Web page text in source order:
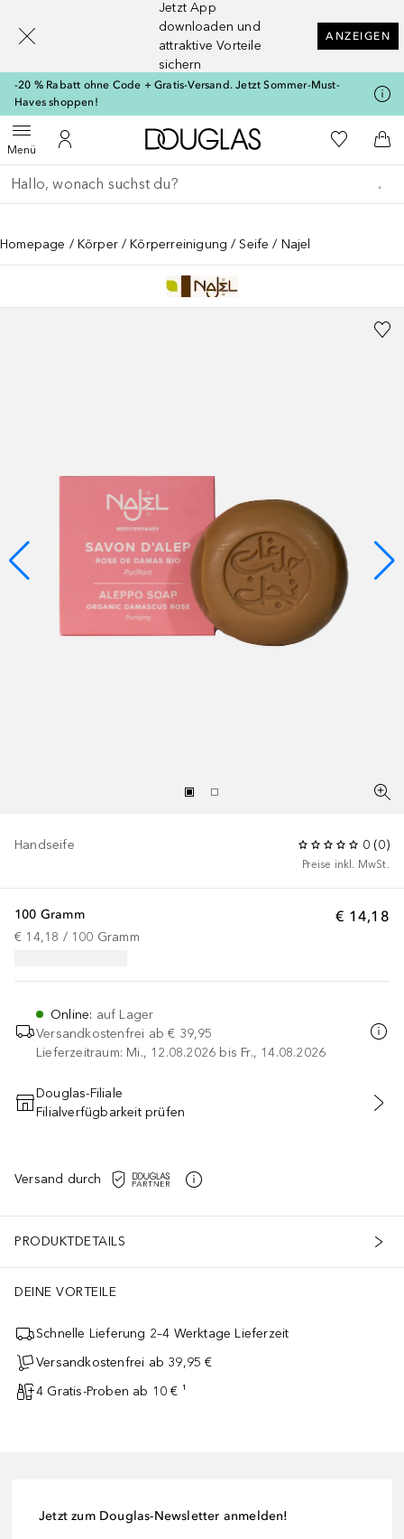
Jetzt App
downloaden und
attraktive Vorteile
sichern
ANZEIGEN
-20 % Rabatt ohne Code + Gratis-Versand. Jetzt Sommer-Must-
Haves shoppen!
MenüMenü öffnenZu Meinem Kundenkonto
Zur Douglas Startseite
Zu Meiner
Gehe zurück
Suche ausführen
Homepage Körper Körperreinigung Seife Najel
Handseife 0 (0)
Preise inkl. MwSt.
€ 14,18
100 Gramm
€ 14,18 / 100 Gramm
Online: auf Lager
Versandkostenfrei ab € 39,95
Lieferzeitraum: Mi., 12.08.2026 bis Fr., 14.08.2026
IN DEN WARENKORB
Douglas-Filiale
Filialverfügbarkeit prüfen
Versand durch
PRODUKTDETAILS
DEINE VORTEILE
Schnelle Lieferung 2–4 Werktage Lieferzeit
Versandkostenfrei ab 39,95 €
4 Gratis-Proben ab 10 € ¹
Jetzt zum Douglas-Newsletter anmelden!
[navigation.slideout.screenreader]